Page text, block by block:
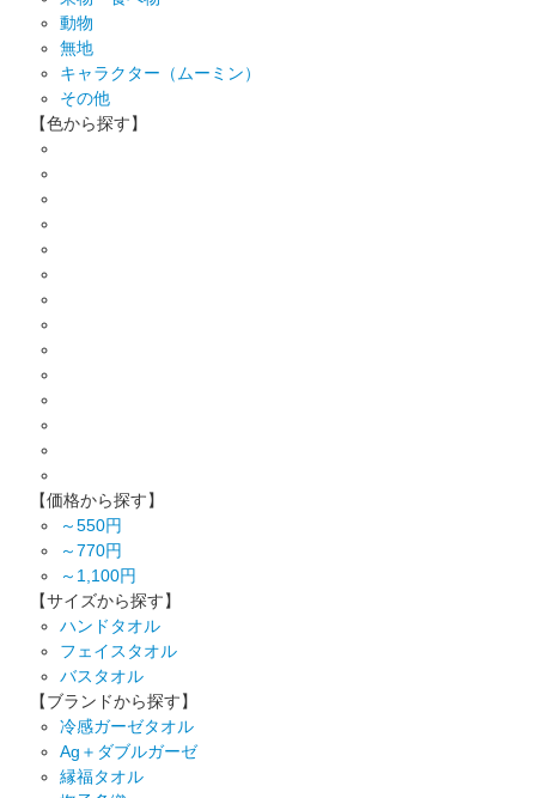
動物
無地
キャラクター（ムーミン）
その他
【色から探す】
【価格から探す】
～550円
～770円
～1,100円
【サイズから探す】
ハンドタオル
フェイスタオル
バスタオル
【ブランドから探す】
冷感ガーゼタオル
Ag＋ダブルガーゼ
縁福タオル